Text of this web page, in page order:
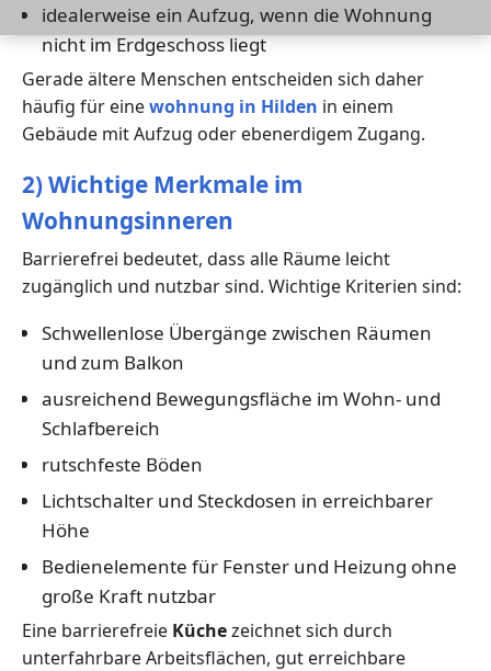
idealerweise ein Aufzug, wenn die Wohnung
nicht im Erdgeschoss liegt
Gerade ältere Menschen entscheiden sich daher
häufig für einewohnung in Hilden in einem
Gebäude mit Aufzug oder ebenerdigem Zugang.
2) Wichtige Merkmale im
Wohnungsinneren
Barrierefrei bedeutet, dass alle Räume leicht
zugänglich und nutzbar sind. Wichtige Kriterien sind:
Schwellenlose Übergänge zwischen Räumen
und zum Balkon
ausreichend Bewegungsfläche im Wohn- und
Schlafbereich
rutschfeste Böden
Lichtschalter und Steckdosen in erreichbarer
Höhe
Bedienelemente für Fenster und Heizung ohne
große Kraft nutzbar
Eine barrierefreie Küchezeichnet sich durch
unterfahrbare Arbeitsflächen, gut erreichbare